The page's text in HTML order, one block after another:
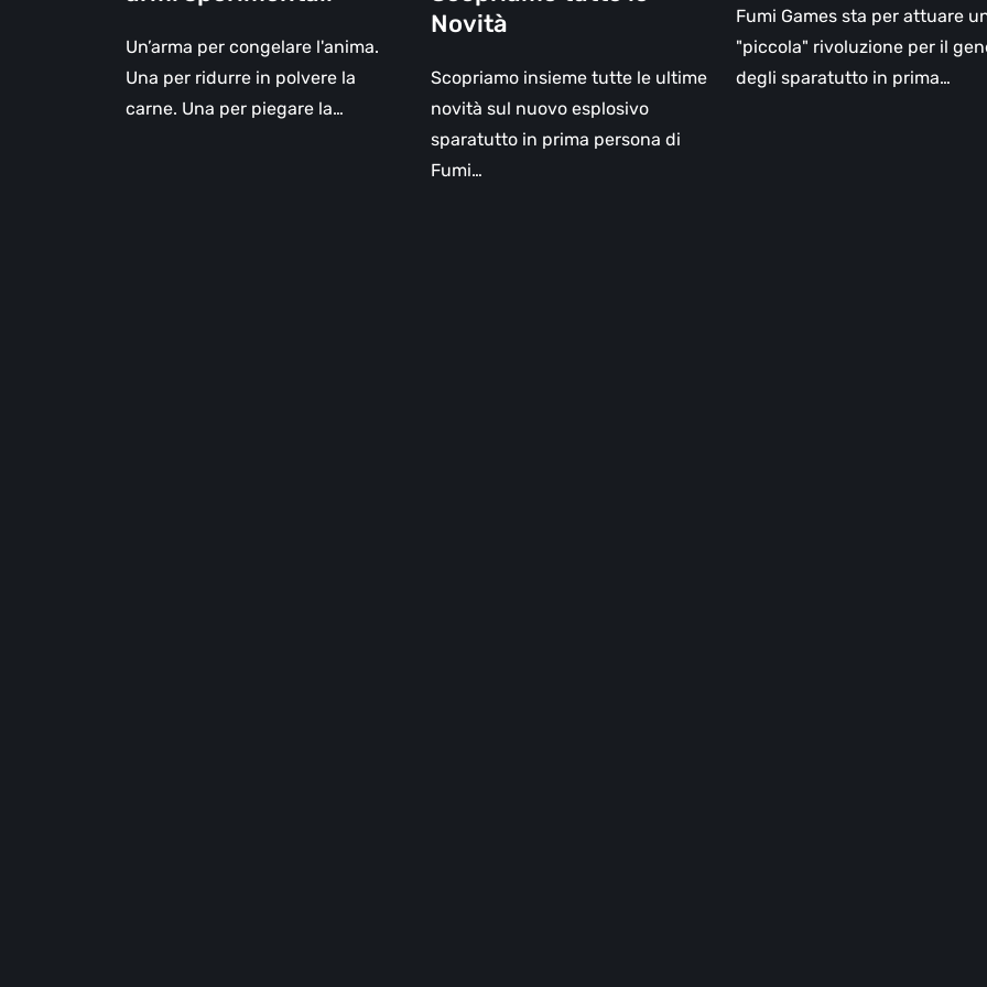
armi
sperimentali
Un’arma per congelare l'anima.
Una per ridurre in polvere la
carne. Una per piegare la…
le
Novità
Novità
Scopriamo insieme tutte le ultime
novità sul nuovo esplosivo
sparatutto in prima persona di
Fumi…
Fumi Games sta per attuare
"piccola" rivoluzione per il
degli sparatutto in prima…